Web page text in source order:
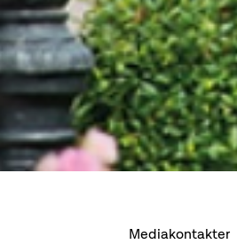
Mediakontakter